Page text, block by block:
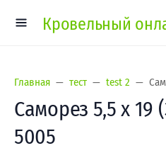
Кровельный
Главная тест test 2
Саморез 5,5 х 19
5005